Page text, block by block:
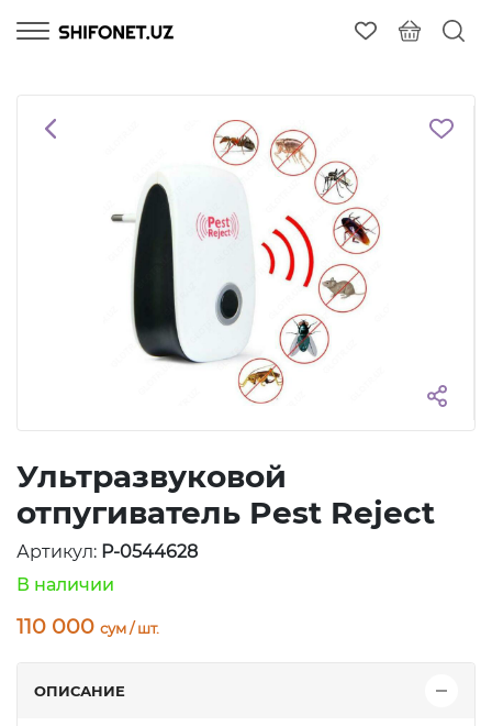
Ультразвуковой
отпугиватель Pest Reject
Артикул: P-0544628
В наличии
110 000 сум / шт.
ОПИСАНИЕ